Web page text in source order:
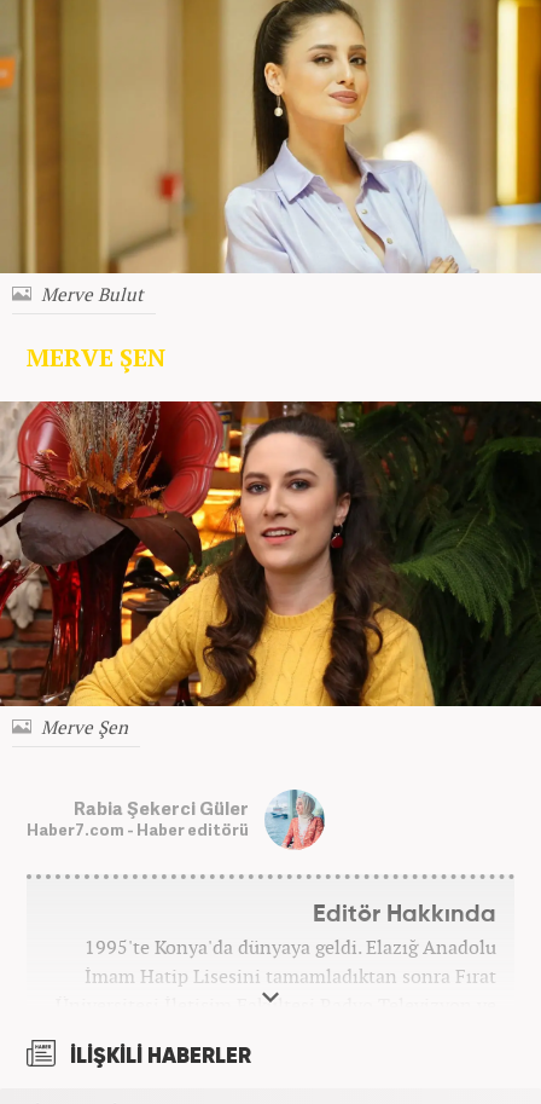
Merve Bulut
MERVE ŞEN
Merve Şen
Rabia Şekerci Güler
Haber7.com - Haber editörü
Editör Hakkında
1995'te Konya'da dünyaya geldi. Elazığ Anadolu
İmam Hatip Lisesini tamamladıktan sonra Fırat
Üniversitesi İletişim Fakültesi Radyo Televizyon ve
Ardından Fırat Üniversitesi Sosyal Bilimler
İLİŞKİLİ HABERLER